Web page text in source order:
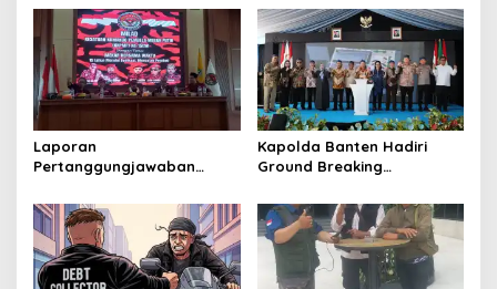
Laporan
Pertanggungjawaban
Panitia Milad KKPMP ke-15
Resmi Ditutup
Kapolda Banten Hadiri
Ground Breaking
Kantor DPD RI di Ibu Kota
Provinsi Banten